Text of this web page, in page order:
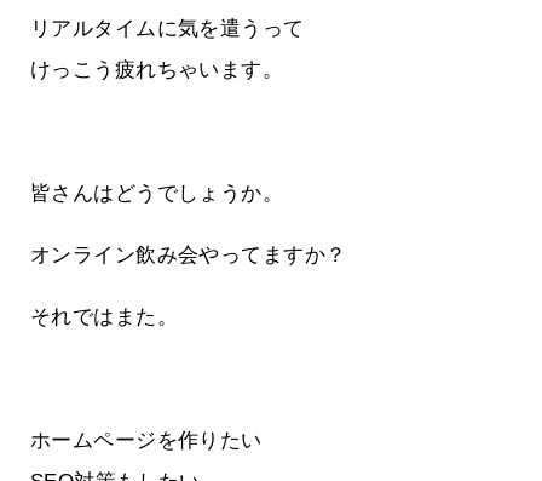
リアルタイムに気を遣うって
けっこう疲れちゃいます。
皆さんはどうでしょうか。
オンライン飲み会やってますか？
それではまた。
ホームページを作りたい